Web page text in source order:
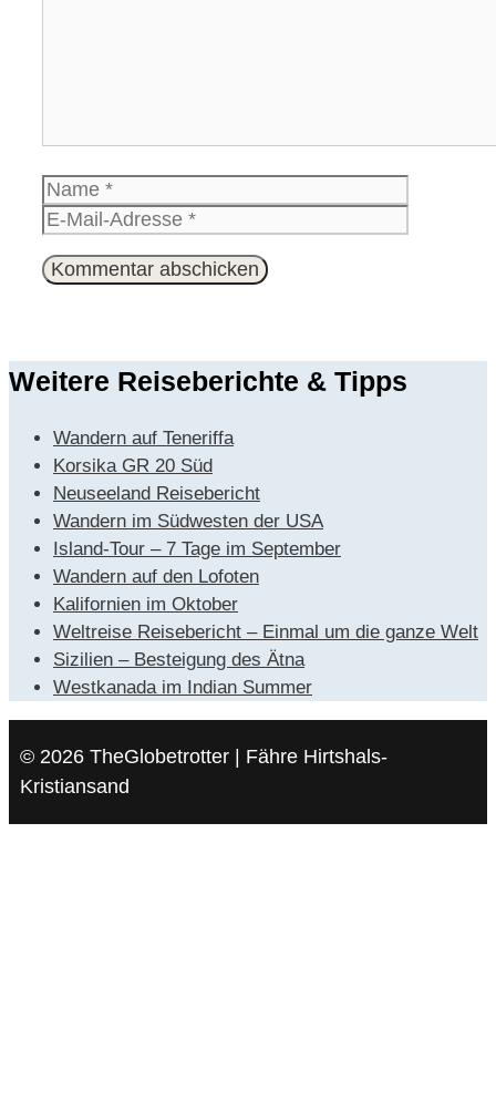
Name
Weitere Reiseberichte & Tipps
Wandern auf Teneriffa
Korsika GR 20 Süd
Neuseeland Reisebericht
Wandern im Südwesten der USA
Island-Tour – 7 Tage im September
Wandern auf den Lofoten
Kalifornien im Oktober
Weltreise Reisebericht – Einmal um die ganze Welt
Sizilien – Besteigung des Ätna
Westkanada im Indian Summer
© 2026 TheGlobetrotter | Fähre Hirtshals-
Kristiansand